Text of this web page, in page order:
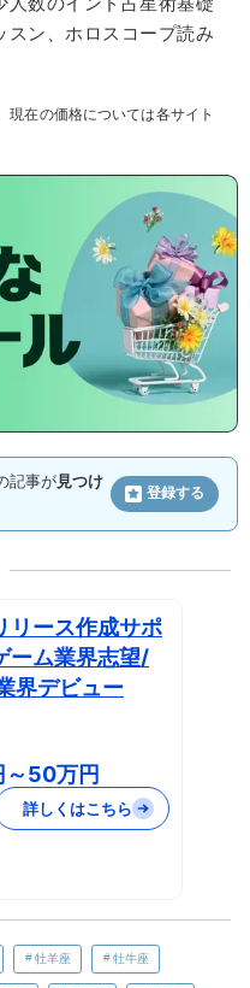
スン、ホロスコープ読み
在の価格については各サイト
記事が見つけ
登録する
リース作成サポ
ーム業界志望/
界デビュー
50万円
詳しくはこちら
牡羊座 牡牛座